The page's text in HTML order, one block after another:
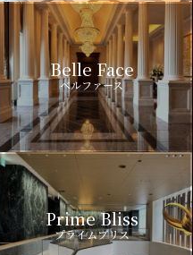
Belle Face
ベルファース
Prime Bliss
プライムブリス